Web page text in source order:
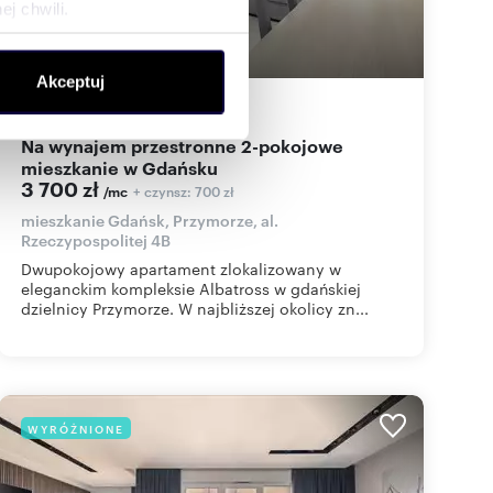
chwili.
społecznościowym,
od Ciebie lub
Akceptuj
m zł/m
Na wynajem przestronne 2-pokojowe
mieszkanie w Gdańsku
3 700 zł /mc + czynsz: 700 zł
mieszkanie Gdańsk, Przymorze, al.
Rzeczypospolitej 4B
Dwupokojowy apartament zlokalizowany w
eleganckim kompleksie Albatross w gdańskiej
dzielnicy Przymorze. W najbliższej okolicy zn...
WYRÓŻNIONE